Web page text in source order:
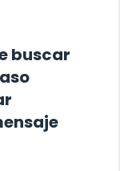
buscar